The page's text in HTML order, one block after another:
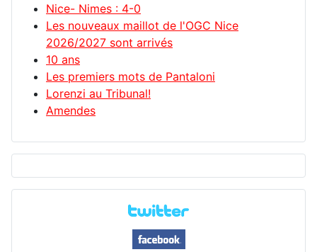
Nice- Nimes : 4-0
Les nouveaux maillot de l'OGC Nice
2026/2027 sont arrivés
10 ans
Les premiers mots de Pantaloni
Lorenzi au Tribunal!
Amendes